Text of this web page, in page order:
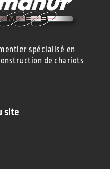
spécialisé en
de chariots
site